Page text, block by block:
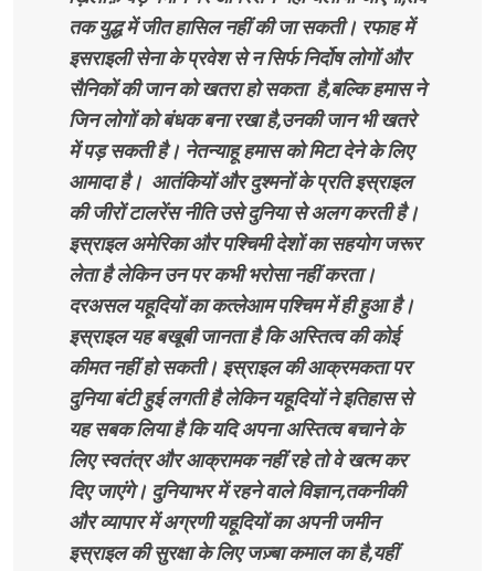
तक युद्ध में जीत हासिल नहीं की जा सकती। रफाह में
इसराइली सेना के प्रवेश से न सिर्फ निर्दोष लोगों और
सैनिकों की जान को खतरा हो सकता है,बल्कि हमास ने
जिन लोगों को बंधक बना रखा है,उनकी जान भी खतरे
में पड़ सकती है। नेतन्याहू हमास को मिटा देने के लिए
आमादा है। आतंकियों और दुश्मनों के प्रति इस्राइल
की जीरों टालरेंस नीति उसे दुनिया से अलग करती है।
इस्राइल अमेरिका और पश्चिमी देशों का सहयोग जरूर
लेता है लेकिन उन पर कभी भरोसा नहीं करता।
दरअसल यहूदियों का कत्लेआम पश्चिम में ही हुआ है।
इस्राइल यह बखूबी जानता है कि अस्तित्व की कोई
कीमत नहीं हो सकती। इस्राइल की आक्रमकता पर
दुनिया बंटी हुई लगती है लेकिन यहूदियों ने इतिहास से
यह सबक लिया है कि यदि अपना अस्तित्व बचाने के
लिए स्वतंत्र और आक्रामक नहीं रहे तो वे खत्म कर
दिए जाएंगे। दुनियाभर में रहने वाले विज्ञान,तकनीकी
और व्यापार में अग्रणी यहूदियों का अपनी जमीन
इस्राइल की सुरक्षा के लिए जज़्बा कमाल का है,यहीं